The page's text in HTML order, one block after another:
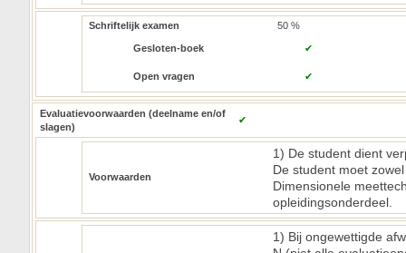
Schriftelijk examen 50 %
Gesloten-boek ✔
Open vragen ✔
Evaluatievoorwaarden (deelname en/of
slagen)
✔
Voorwaarden
1) De student dient
De student moet
Dimensionele
opleidingsonderdeel.
1) Bij ongewettigde